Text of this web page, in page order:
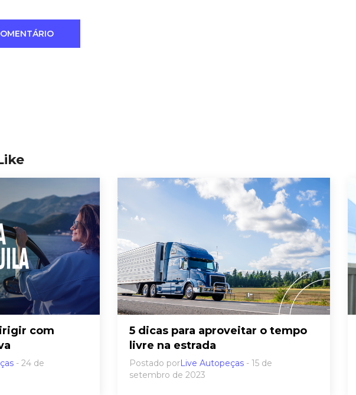
com
- 24 de
5 dicas para aproveitar o tempo
livre na estrada
Postado porLive Autopeças - 15 de
setembro de 2023